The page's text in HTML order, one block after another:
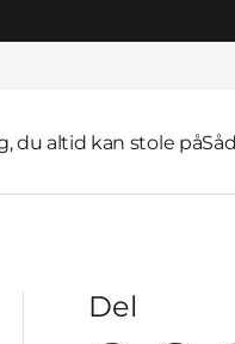
du altid kan stole på
Del